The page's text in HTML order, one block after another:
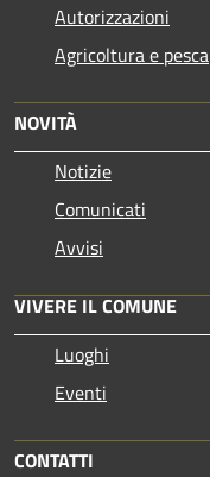
Autorizzazioni
Agricoltura e pesca
NOVITÀ
Notizie
Comunicati
Avvisi
VIVERE IL COMUNE
Luoghi
Eventi
CONTATTI